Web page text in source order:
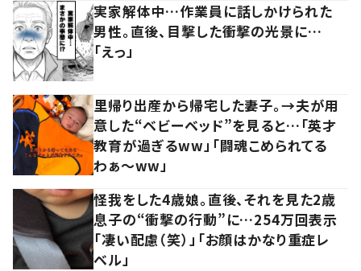
実家解体中…作業員に話しかけられた
男性。直後、目撃した衝撃の光景に…
「えっ」
里帰り出産から帰宅した妻子。→夫が用
意した“ベビーベッド”を見ると…「英才
教育が過ぎるww」「闘魂こめられてる
わぁ～ww」
怪我をした4歳娘。直後、それを見た2歳
息子の“衝撃の行動”に…254万回表示
「凄い配慮（笑）」「お顔はかなり重症レ
ベル」